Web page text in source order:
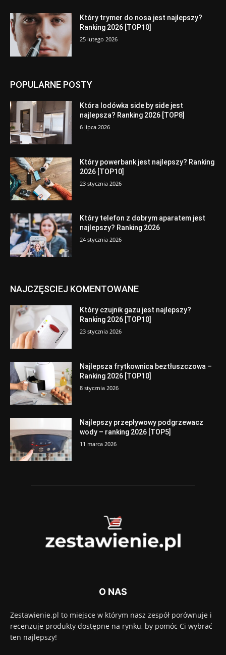
Który trymer do nosa jest najlepszy?
Ranking 2026 [TOP10]
25 lutego 2026
POPULARNE POSTY
Która lodówka side by side jest
najlepsza? Ranking 2026 [TOP8]
6 lipca 2026
Który powerbank jest najlepszy? Ranking
2026 [TOP10]
23 stycznia 2026
Który telefon z dobrym aparatem jest
najlepszy? Ranking 2026
24 stycznia 2026
NAJCZĘSCIEJ KOMENTOWANE
Który czujnik gazu jest najlepszy?
Ranking 2026 [TOP10]
23 stycznia 2026
Najlepsza frytkownica beztłuszczowa –
Ranking 2026 [TOP10]
8 stycznia 2026
Najlepszy przepływowy podgrzewacz
wody – ranking 2026 [TOP5]
11 marca 2026
O NAS
Zestawienie.pl to miejsce w którym nasz zespół porównuje i
recenzuje produkty dostępne na rynku, by pomóc Ci wybrać
ten najlepszy!